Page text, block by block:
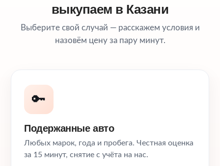
выкупаем в Казани
Выберите свой случай — расскажем условия и
назовём цену за пару минут.
🔑
Подержанные авто
Любых марок, года и пробега. Честная оценка
за 15 минут, снятие с учёта на нас.